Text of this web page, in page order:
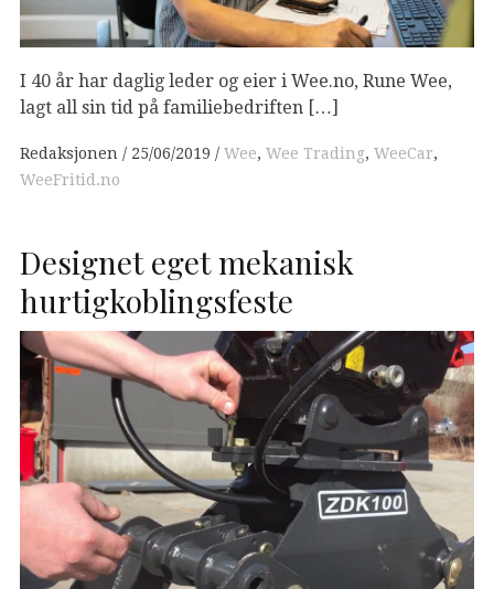
I 40 år har daglig leder og eier i Wee.no, Rune Wee,
lagt all sin tid på familiebedriften […]
Redaksjonen 25/06/2019 Wee, Wee Trading, WeeCar,
WeeFritid.no
Designet eget mekanisk
hurtigkoblingsfeste